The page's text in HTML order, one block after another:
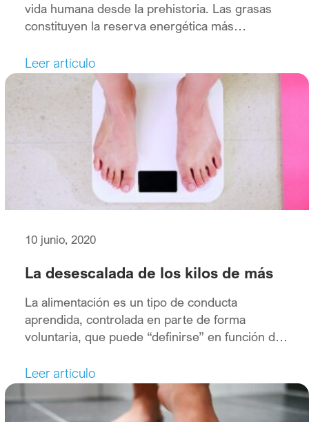
vida humana desde la prehistoria. Las grasas
constituyen la reserva energética más
vitaminas liposolubles y se encuentran en gran
variedad de alimentos y preparaciones.
Además, desarrollan funciones fisiológicas,
inmunológicas y estructurales.
Leer artículo
10 junio, 2020
La desescalada de los kilos de más
La alimentación es un tipo de conducta
aprendida, controlada en parte de forma
voluntaria, que puede “definirse” en función de
tamaño de las raciones, los horarios, etc. La
modificación de estos factores, más allá de la
variedad en la composición de los alimentos,
Leer artículo